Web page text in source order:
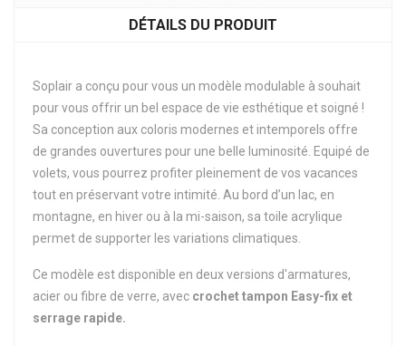
DÉTAILS DU PRODUIT
Soplair a conçu pour vous un modèle modulable à souhait
pour vous offrir un bel espace de vie esthétique et soigné !
Sa conception aux coloris modernes et intemporels offre
de grandes ouvertures pour une belle luminosité. Equipé de
volets, vous pourrez profiter pleinement de vos vacances
tout en préservant votre intimité. Au bord d’un lac, en
montagne, en hiver ou à la mi-saison, sa toile acrylique
permet de supporter les variations climatiques.
Ce modèle est disponible en deux versions d'armatures,
acier ou fibre de verre, avec crochet tampon Easy-fix et
serrage rapide.